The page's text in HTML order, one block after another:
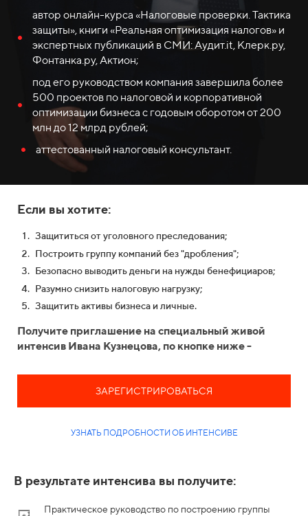
автор онлайн-курса «Налоговые проверки. Тактика
защиты», книги «Реальная оптимизация налогов» и
экспертных публикаций в СМИ: Аудит.it, Клерк.ру,
Фонтанка.ру, Актион;
под его руководством компания завершила более
500 проектов по налоговой и корпоративной
оптимизации бизнеса с годовым оборотом от 200
млн до 12 млрд рублей;
аттестованный налоговый консультант.
Если вы хотите:
Защититься от уголовного преследования;
Построить группу компаний без "дробления";
Безопасно выводить деньги на нужды бенефициаров;
Разумно снизить налоговую нагрузку;
Защитить активы бизнеса и личные.
Получите приглашение на специальный живой
интенсив Ивана Кузнецова, по кнопке ниже -
ЗАРЕГИСТРИРОВАТЬСЯ
УЗНАТЬ ПОДРОБНОСТИ ОБ ИНТЕНСИВЕ
В результате интенсива вы получите:
Практическое руководство по построению группы